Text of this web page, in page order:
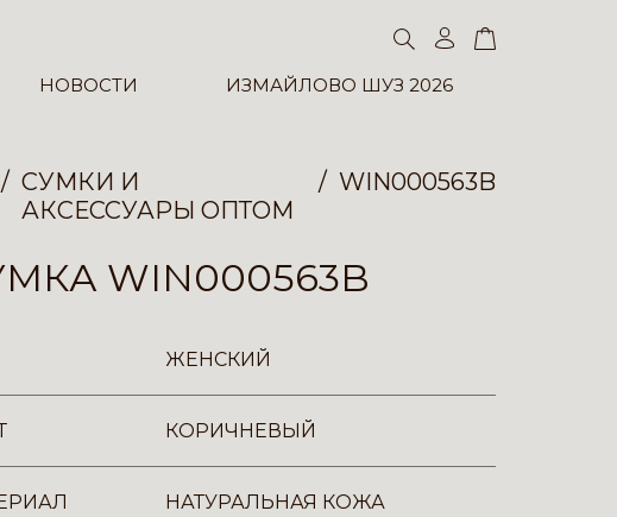
НОВОСТИ ИЗМАЙЛОВО ШУЗ 2026
СУМКИ И
АКСЕССУАРЫ ОПТОМ
WIN000563B
WIN000563B
ЖЕНСКИЙ
КОРИЧНЕВЫЙ
НАТУРАЛЬНАЯ КОЖА